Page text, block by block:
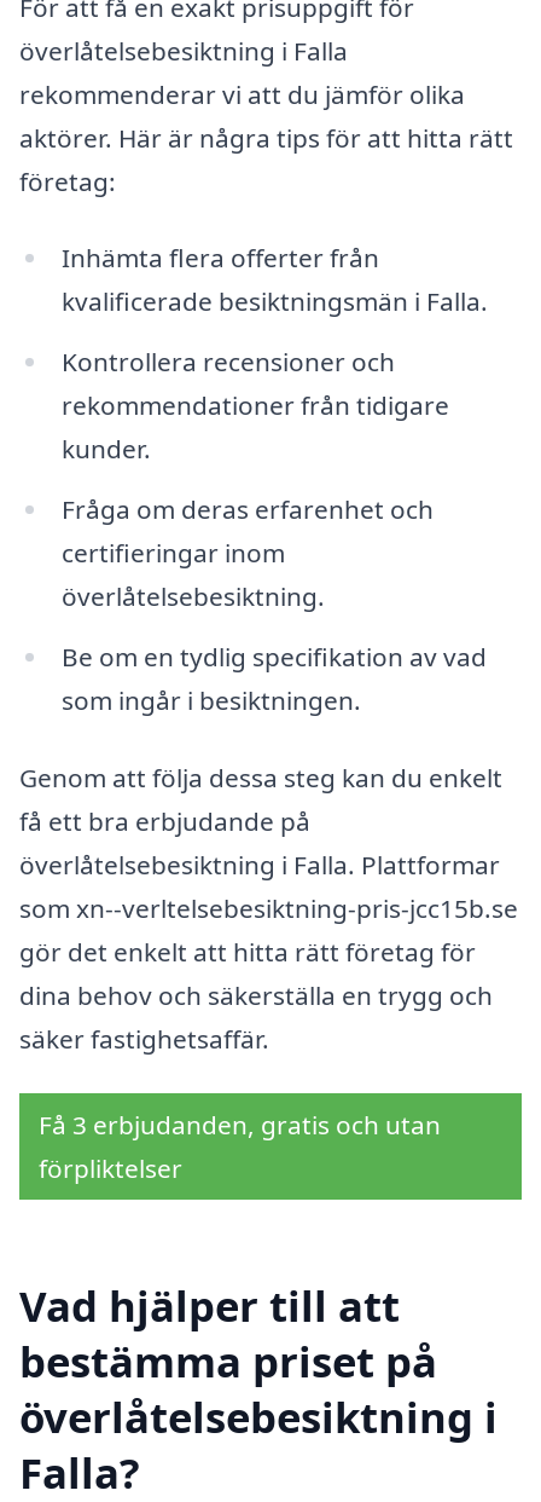
överlåtelsebesiktning i Falla
rekommenderar vi att du jämför olika
aktörer. Här är några tips för att hitta rätt
företag:
Inhämta flera offerter från
kvalificerade besiktningsmän i Falla.
Kontrollera recensioner och
rekommendationer från tidigare
kunder.
Fråga om deras erfarenhet och
certifieringar inom
överlåtelsebesiktning.
Be om en tydlig specifikation av vad
som ingår i besiktningen.
Genom att följa dessa steg kan du enkelt
få ett bra erbjudande på
överlåtelsebesiktning i Falla. Plattformar
som xn--verltelsebesiktning-pris-jcc15b.se
gör det enkelt att hitta rätt företag för
dina behov och säkerställa en trygg och
säker fastighetsaffär.
Få 3 erbjudanden, gratis och utan
förpliktelser
Vad hjälper till att
bestämma priset på
överlåtelsebesiktning i
Falla?